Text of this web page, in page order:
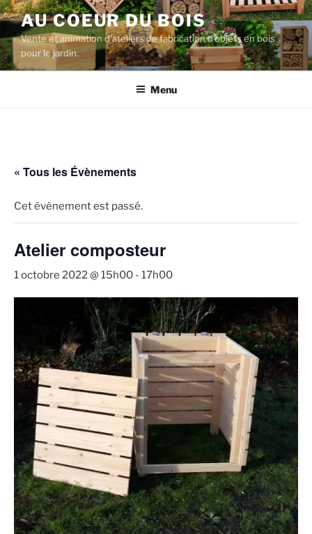
Aller
au
contenu
principal
AU COEUR DU BOIS
Vente et animation d'ateliers de fabrication d'objets en bois
pour le jardin.
Menu
« Tous les Évènements
Cet évènement est passé.
Atelier composteur
1 octobre 2022 @ 15h00 - 17h00